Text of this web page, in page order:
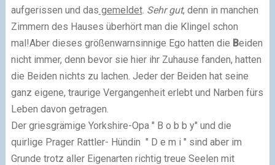
aufgerissen und das gemeldet. Sehr gut, denn in manchen
Zimmern des Hauses überhört man die Klingel schon
mal!Aber dieses größenwarnsinnige Ego hatten die Beiden
nicht immer, denn bevor sie hier ihr Zuhause fanden, hatten
die Beiden nichts zu lachen. Jeder der Beiden hat seine
ganz eigene, traurige Vergangenheit erlebt und Narben fürs
Leben davon getragen.
Der griesgrämige Yorkshire-Opa " B o b b y" und die
quirlige Prager Rattler- Hündin " D e m i " sind aber im
Grunde trotz aller Eigenarten richtig treue Seelen mit